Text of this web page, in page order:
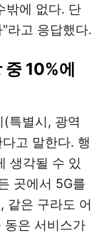
밖에 없다. 단
라고 응답했다.
중 10%에
특별시, 광역
고 말한다. 행
생각될 수 있
곳에서 5G를
같은 구라도 어
동은 서비스가